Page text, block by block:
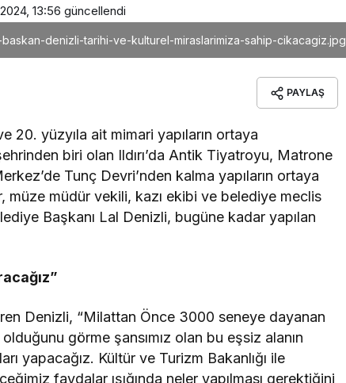
13:56 güncellendi
denizli-tarihi-ve-kulturel-miraslarimiza-sahip-cikacagiz.jpg
PAYLAŞ
20. yüzyıla ait mimari yapıların ortaya
biri olan Ildırı’da Antik Tiyatroyu, Matrone
Tunç Devri’nden kalma yapıların ortaya
müze müdür vekili, kazı ekibi ve belediye meclis
Başkanı Lal Denizli, bugüne kadar yapılan
Denizli, “Milattan Önce 3000 seneye dayanan
görme şansımız olan bu eşsiz alanın
yapacağız. Kültür ve Turizm Bakanlığı ile
faydalar ışığında neler yapılması gerektiğini